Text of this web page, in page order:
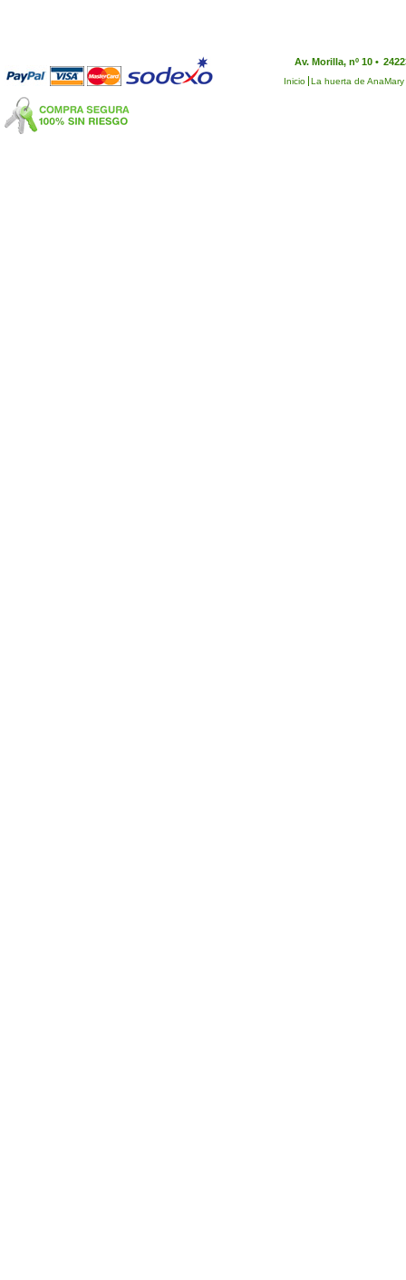
Av. Morilla, nº 10 •
Inicio La huerta de AnaMary